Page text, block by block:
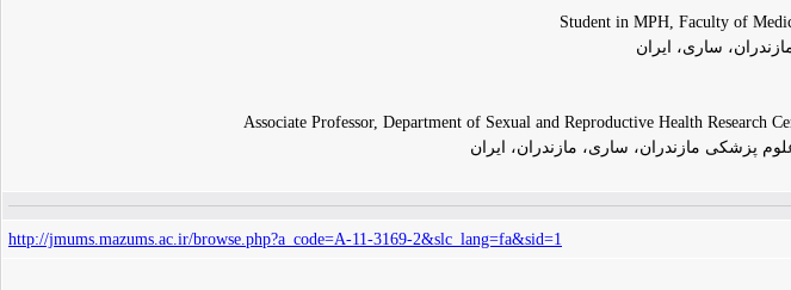
Student in MPH, Faculty of
Associate Professor, Department of Sexual and Reproductive Health Research
پزشکی مازندران، ساری، مازندران، ایران
http://jmums.mazums.ac.ir/browse.php?a_code=A-11-3169-2&slc_lang=fa&sid=1